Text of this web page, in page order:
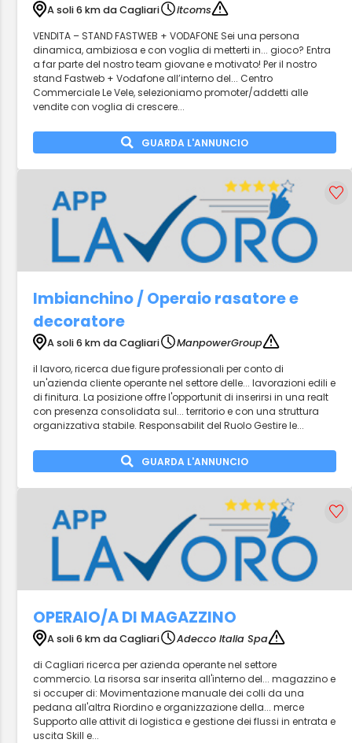
A soli 6 km da Cagliari
itcoms
VENDITA – STAND FASTWEB + VODAFONE Sei una persona
dinamica, ambiziosa e con voglia di metterti in... gioco? Entra
a far parte del nostro team giovane e motivato! Per il nostro
stand Fastweb + Vodafone all’interno del... Centro
Commerciale Le Vele, selezioniamo promoter/addetti alle
vendite con voglia di crescere...
GUARDA L'ANNUNCIO
Imbianchino / Operaio rasatore e
decoratore
A soli 6 km da Cagliari
ManpowerGroup
il lavoro, ricerca due figure professionali per conto di
un'azienda cliente operante nel settore delle... lavorazioni edili e
di finitura. La posizione offre l'opportunit di inserirsi in una realt
con presenza consolidata sul... territorio e con una struttura
organizzativa stabile. Responsabilit del Ruolo Gestire le...
GUARDA L'ANNUNCIO
OPERAIO/A DI MAGAZZINO
A soli 6 km da Cagliari
Adecco Italia Spa
di Cagliari ricerca per azienda operante nel settore
commercio. La risorsa sar inserita all'interno del... magazzino e
si occuper di: Movimentazione manuale dei colli da una
pedana all'altra Riordino e organizzazione della... merce
Supporto alle attivit di logistica e gestione dei flussi in entrata e
uscita Skill e...